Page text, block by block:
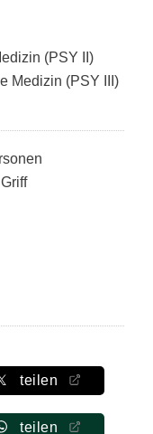
(PSY II)
Medizin (PSY III)
teilen
teilen